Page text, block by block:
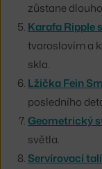
zůstane
Karafa Ripple
tvaroslovím a
skla.
Lžička Fein
posledního
Geometrický
světla.
Servírovací